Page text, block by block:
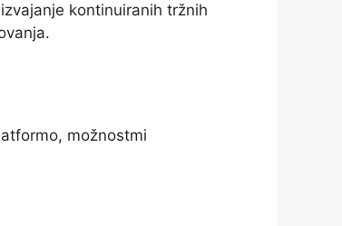
kontinuiranih tržnih
možnostmi